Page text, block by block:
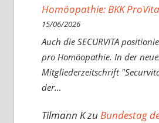
Homöopathie: BKK ProVita
15/06/2026
Auch die SECURVITA
pro Homöopathie. In der
Mitgliederzeitschrift
der…
Tilmann KzuBundestag